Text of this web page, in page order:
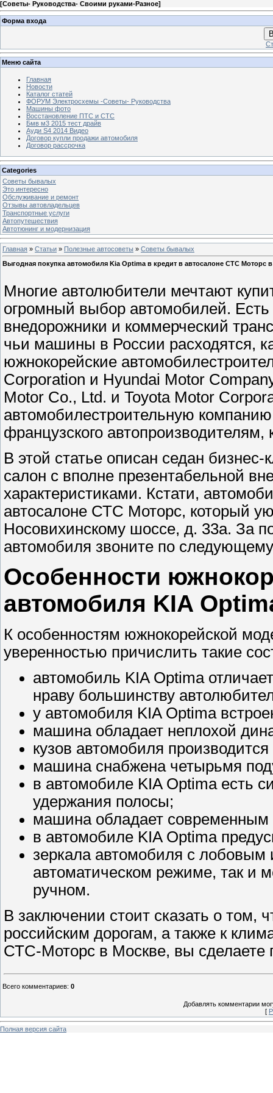
[Советы- Руководства- Своими руками-Разное]
Форма входа
Меню сайта
Главная
Новости
Каталог статей
ФОРУМ Электросхемы -Советы- Руководства
Машины фото
Восстановление ПТС и СТС
Бмв м3 2015 тест драйв
Ауди S4 2014 Видео
Договор купли продажи автомобиля
Договор рассрочка
Categories
Советы бывалых
Это интересно
Обслуживание и ремонт
Отзывы автовладельцев
Транспортные услуги
Автопутешествия
Автотюнинг и модернизация
Главная » Статьи » Полезные автосоветы » Советы бывалых
Выгодная покупка автомобиля Kia Optima в кредит в автосалоне СТС Моторс
Многие автолюбители мечтают
огромный выбор автомобилей.
внедорожники и коммерческий
чьи машины в России расходятся,
южнокорейские
Corporation и Hyundai Motor
Motor Co., Ltd. и Toyota Motor
автомобилестроительную
французского
В этой статье описан седан
салон с вполне презентабельной
характеристиками. Кстати,
автосалоне СТС Моторс, который
Носовихинскому шоссе, д. 33а. За
автомобиля звоните по
Особенности
автомобиля KIA
К особенностям южнокорейской
уверенностью причислить такие
автомобиль KIA Optima
нраву большинству
у автомобиля KIA Optima
машина обладает неплохой
кузов автомобиля
машина снабжена четырьмя
в автомобиле KIA Optima есть
удержания полосы;
машина обладает современным
в автомобиле KIA Optima
зеркала автомобиля с лобовым
автоматическом режиме, так и
ручном.
В заключении стоит сказать о том,
российским дорогам, а также к
СТС-Моторс в Москве, вы сделаете
Всего комментариев: 0
Добавлять комментарии
[
Полная версия сайта